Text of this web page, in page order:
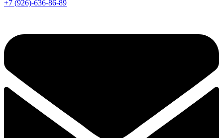
+7 (926)-636-86-89